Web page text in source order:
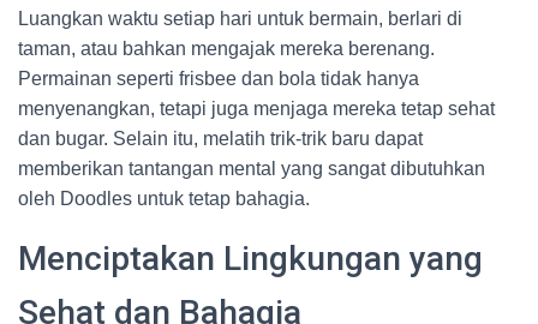
Luangkan waktu setiap hari untuk bermain, berlari di
taman, atau bahkan mengajak mereka berenang.
Permainan seperti frisbee dan bola tidak hanya
menyenangkan, tetapi juga menjaga mereka tetap sehat
dan bugar. Selain itu, melatih trik-trik baru dapat
memberikan tantangan mental yang sangat dibutuhkan
oleh Doodles untuk tetap bahagia.
Menciptakan Lingkungan yang
Sehat dan Bahagia